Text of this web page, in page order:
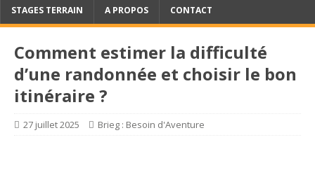
STAGES TERRAIN A PROPOS CONTACT
Comment estimer la difficulté
d’une randonnée et choisir le bon
itinéraire ?
27 juillet 2025 Brieg : Besoin d'Aventure